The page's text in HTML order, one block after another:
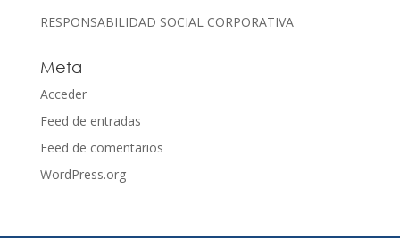
RESPONSABILIDAD SOCIAL CORPORATIVA
Meta
Acceder
Feed de entradas
Feed de comentarios
WordPress.org